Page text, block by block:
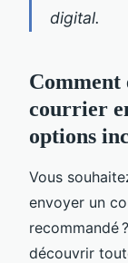
digital.
Comment
courrier
options
Vous
envoyer un
recommandé
découvrir